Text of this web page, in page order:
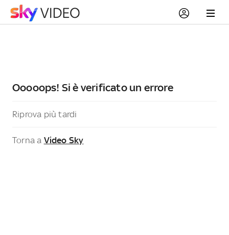
Ooooops! Si è verificato un errore
Riprova più tardi
Torna a Video Sky